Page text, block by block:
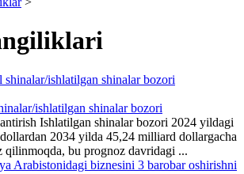
ishlatilgan shinalar bozori
Ishlatilgan shinalar bozori 2024 yildagi
2034 yilda 45,24 milliard dollargacha
qilinmoqda, bu prognoz davridagi ...